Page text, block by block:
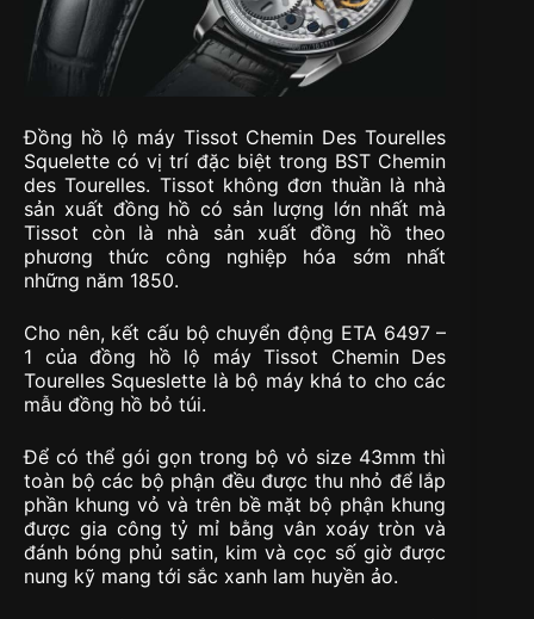
Đồng hồ lộ máy Tissot Chemin Des Tourelles
Squelette có vị trí đặc biệt trong BST Chemin
des Tourelles. Tissot không đơn thuần là nhà
sản xuất đồng hồ có sản lượng lớn nhất mà
Tissot còn là nhà sản xuất đồng hồ theo
phương thức công nghiệp hóa sớm nhất
những năm 1850.
Cho nên, kết cấu bộ chuyển động ETA 6497 –
1 của đồng hồ lộ máy Tissot Chemin Des
Tourelles Squeslette là bộ máy khá to cho các
mẫu đồng hồ bỏ túi.
Để có thể gói gọn trong bộ vỏ size 43mm thì
toàn bộ các bộ phận đều được thu nhỏ để lắp
phần khung vỏ và trên bề mặt bộ phận khung
được gia công tỷ mỉ bằng vân xoáy tròn và
đánh bóng phủ satin, kim và cọc số giờ được
nung kỹ mang tới sắc xanh lam huyền ảo.